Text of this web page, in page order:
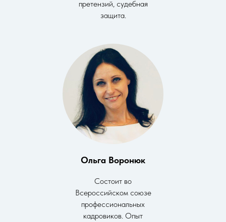
претензий, судебная
защита.
Ольга Воронюк
Состоит во
Всероссийском союзе
профессиональных
кадровиков. Опыт